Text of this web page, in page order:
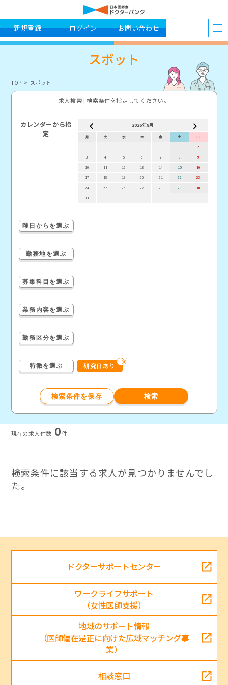
新規登録 ログイン お問い合わせ
スポット
TOP スポット
求人検索 | 検索条件を指定してください。
カレンダーから指
定
2026年8月
月 火 水 木 金 土
日
1
2
3
4 5 6 7 8
9
10
11 12 13 14 15
16
17
18 19 20 21 22
23
24
25 26 27 28 29
30
31
曜日からを選ぶ
勤務地を選ぶ
募集科目を選ぶ
業務内容を選ぶ
勤務区分を選ぶ
特徴を選ぶ 研究日あり
現在の求⼈件数 0件
検索条件に該当する求人が見つかりませんでし
た。
ドクターサポートセンター
ワークライフサポート
（女性医師支援）
地域のサポート情報
（医師偏在是正に向けた広域マッチング事
業）
相談窓口